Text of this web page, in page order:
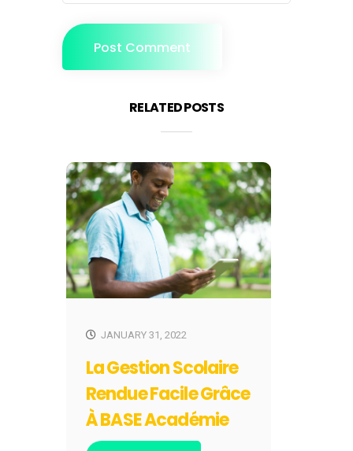
RELATED POSTS
JANUARY 31, 2022
La Gestion Scolaire
Rendue Facile Grâce
À BASE Académie